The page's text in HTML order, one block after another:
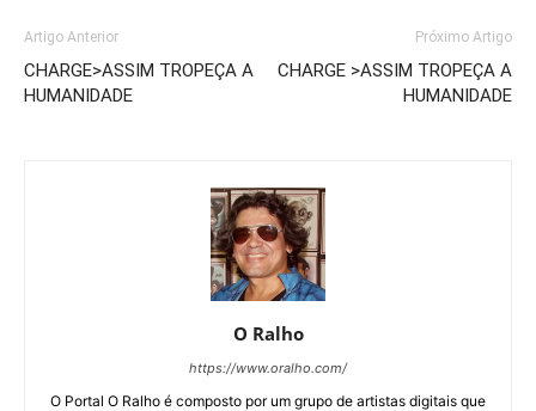
Artigo Anterior
CHARGE>ASSIM TROPEÇA A
HUMANIDADE
Próximo Artigo
CHARGE >ASSIM TROPEÇA A
HUMANIDADE
O Ralho
https://www.oralho.com/
O Portal O Ralho é composto por um grupo de artistas digitais que